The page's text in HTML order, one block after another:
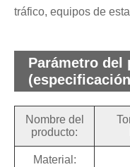
tráfico, equipos de
Parámetro del
Nombre del
producto:
Material: